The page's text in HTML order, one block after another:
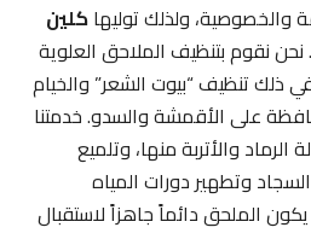
ولذلك توليهاكلين
نقوم بتنظيف الملاحق العلوية
تنظيف “بيوت الشعر” والخيام
على الأقمشة والسدو. خدمتنا
والأتربة منها، وتلميع
وتطهير دورات المياه
الملحق دائماً جاهزاً لاستقبال